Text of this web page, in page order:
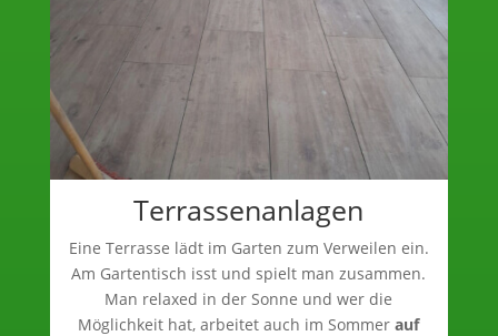
Terrassenanlagen
Eine Terrasse lädt im Garten zum Verweilen ein.
Am Gartentisch isst und spielt man zusammen.
Man relaxed in der Sonne und wer die
Möglichkeit hat, arbeitet auch im Sommerauf